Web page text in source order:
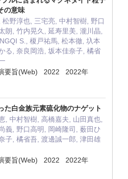
の意味
野淳也, 三宅亮, 中村智樹, 野口
朗, 竹内晃久, 延寿里美, 瀧川晶,
S., 榎戸祐馬, 松本徹, 圦本
る, 奈良岡浩, 坂本佳奈子, 橘省
要旨(Web) 2022 2022年
た白金族元素硫化物のナゲット
, 中村智樹, 高橋嘉夫, 山田真也,
義, 野口高明, 岡崎隆司, 薮田ひ
子, 橘省吾, 渡邊誠一郎, 津田雄
要旨(Web) 2022 2022年